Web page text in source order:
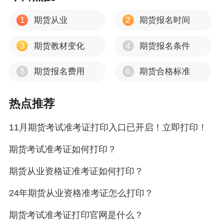
有意向的小伙伴，还可以添加期货从业资格交流
群 1064823952或关注微博：@正保会计网校_金
融辅导
试，想要报名的人员，提前做好备考，网校为大
来参与其中吧！希望大家都获得自己理想的期货
证书！
1 期货从业 2 期货报名时间
3 期货教材变化 4 期货报名条件
5 期货报名费用 6 期货合格标准
热点推荐
11月期货考试准考证打印入口已开启！立即打印！
期货考试准考证如何打印？
期货从业资格证准考证如何打印？
24年期货从业资格准考证怎么打印？
期货考试准考证打印官网是什么？